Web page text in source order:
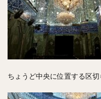
ちょうど中央に位置する区切